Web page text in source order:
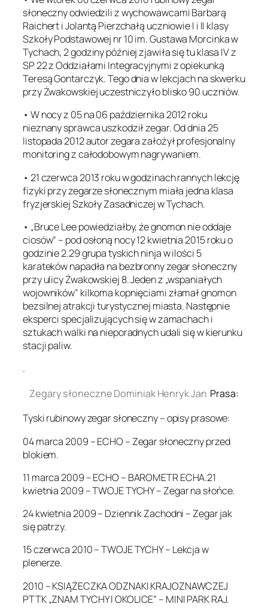
słoneczny odwiedzili z wychowawcami Barbarą
Raichert i Jolantą Pierzchałą uczniowie I i II klasy
Szkoły Podstawowej nr 10 im. Gustawa Morcinka w
Tychach, 2 godziny później zjawiła się tu klasa IV z
SP 22 z Oddziałami Integracyjnymi z opiekunką
Teresą Gontarczyk. Tego dnia w lekcjach na skwerku
przy Żwakowskiej uczestniczyło blisko 90 uczniów.
• W nocy z 05 na 06 października 2012 roku
nieznany sprawca uszkodził zegar. Od dnia 25
listopada 2012 autor zegara założył profesjonalny
monitoring z całodobowym nagrywaniem.
• 21 czerwca 2013 roku w godzinach rannych lekcję
fizyki przy zegarze słonecznym miała jedna klasa
fryzjerskiej Szkoły Zasadniczej w Tychach.
• „Bruce Lee powiedziałby, że gnomon nie oddaje
ciosów” – pod osłoną nocy 12 kwietnia 2015 roku o
godzinie 2.29 grupa tyskich ninja w ilości 5
karateków napadła na bezbronny zegar słoneczny
przy ulicy Żwakowskiej 8. Jeden z „wspaniałych
wojowników” kilkoma kopnięciami złamał gnomon
bezsilnej atrakcji turystycznej miasta. Następnie
eksperci specjalizujących się w zamachach i
sztukach walki na nieporadnych udali się w kierunku
stacji paliw.
.
Zegary słoneczne Dominiak Henryk Jan Prasa:
Tyski rubinowy zegar słoneczny – opisy prasowe:
04 marca 2009 – ECHO – Zegar słoneczny przed
blokiem.
11 marca 2009 – ECHO – BAROMETR ECHA.21
kwietnia 2009 – TWOJE TYCHY – Zegar na słońce.
24 kwietnia 2009 – Dziennik Zachodni – Zegar jak
się patrzy.
15 czerwca 2010 – TWOJE TYCHY – Lekcja w
plenerze.
2010 – KSIĄŻECZKA ODZNAKI KRAJOZNAWCZEJ
PTTK „ZNAM TYCHY I OKOLICE” – MINI PARK RAJ.